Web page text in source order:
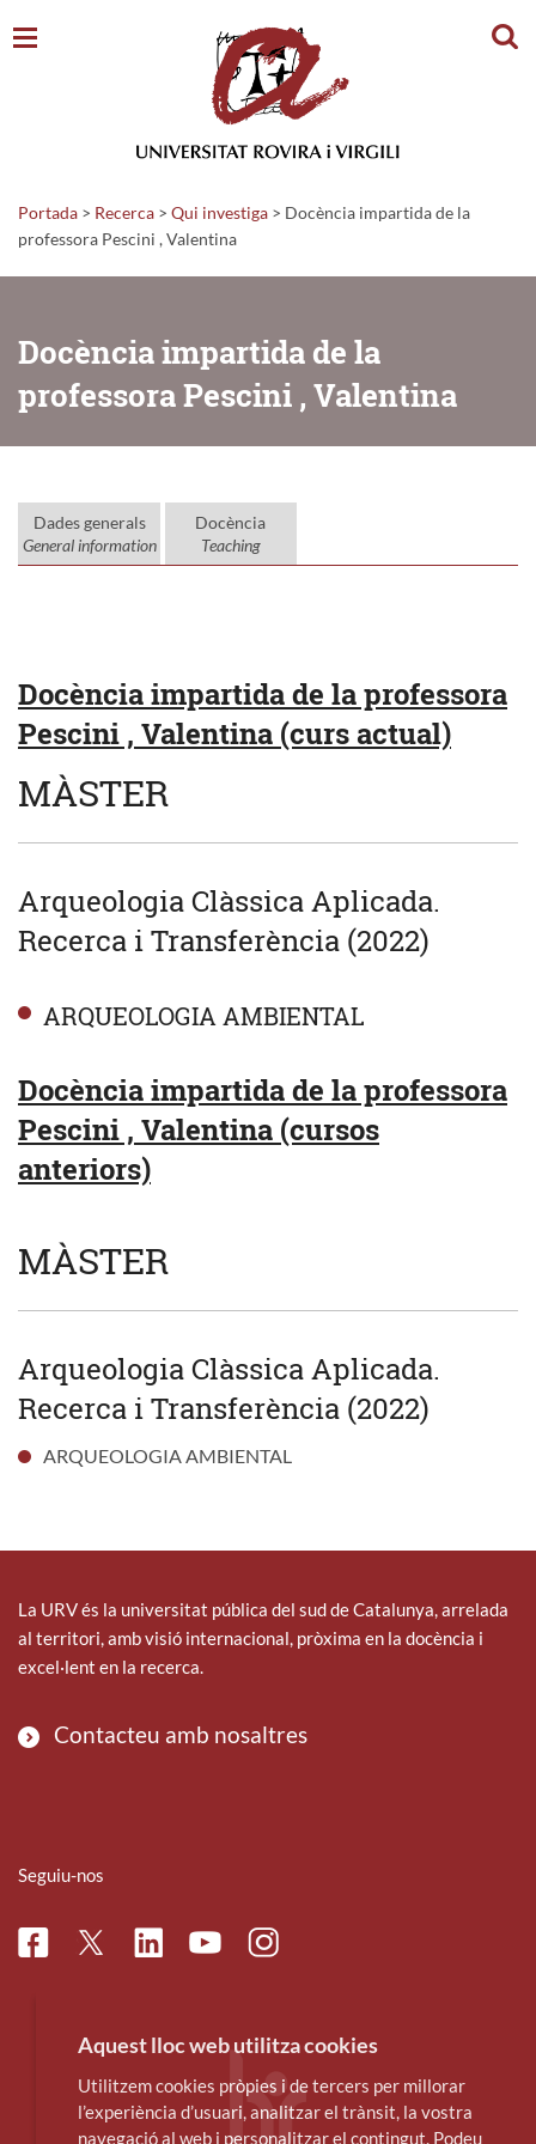
Portada > Recerca > Qui investiga > Docència impartida de la
professora Pescini , Valentina
Docència impartida de la
professora Pescini , Valentina
Dades generals
General information
Docència
Teaching
Docència impartida de la professora
Pescini , Valentina (curs actual)
MÀSTER
Arqueologia Clàssica Aplicada.
Recerca i Transferència (2022)
ARQUEOLOGIA AMBIENTAL
Docència impartida de la professora
Pescini , Valentina (cursos
anteriors)
MÀSTER
Arqueologia Clàssica Aplicada.
Recerca i Transferència (2022)
ARQUEOLOGIA AMBIENTAL
La URV és la universitat pública del sud de Catalunya, arrelada
al territori, amb visió internacional, pròxima en la docència i
excel·lent en la recerca.
Contacteu amb nosaltres
Seguiu-nos
FacebookTwitterLinkedinYoutubeInstagram
Aquest lloc web utilitza cookies
Utilitzem cookies pròpies i de tercers per millorar
l’experiència d’usuari, analitzar el trànsit, la vostra
navegació al web i personalitzar el contingut. Podeu